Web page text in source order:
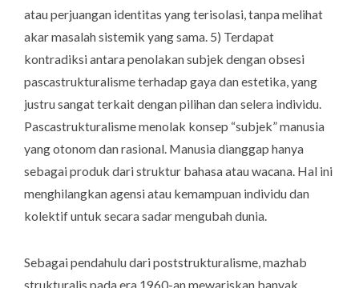
atau perjuangan identitas yang terisolasi, tanpa melihat
akar masalah sistemik yang sama. 5) Terdapat
kontradiksi antara penolakan subjek dengan obsesi
pascastrukturalisme terhadap gaya dan estetika, yang
justru sangat terkait dengan pilihan dan selera individu.
Pascastrukturalisme menolak konsep “subjek” manusia
yang otonom dan rasional. Manusia dianggap hanya
sebagai produk dari struktur bahasa atau wacana. Hal ini
menghilangkan agensi atau kemampuan individu dan
kolektif untuk secara sadar mengubah dunia.
Sebagai pendahulu dari poststrukturalisme, mazhab
strukturalis pada era 1960-an mewariskan banyak